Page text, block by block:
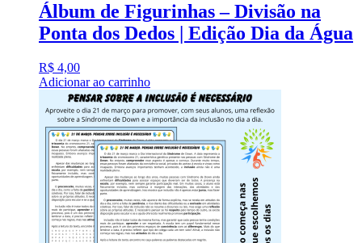
Álbum de Figurinhas – Divisão na
Ponta dos Dedos | Edição Dia da Água
R$ 4,00
Adicionar ao carrinho